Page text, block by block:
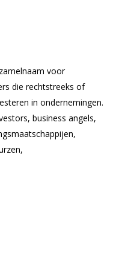
voor
die rechtstreeks of
in ondernemingen.
business angels,